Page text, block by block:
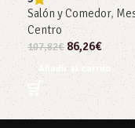
Salón y Comedor,
Centro
107,82€ 86,26€
Añadir al carrito